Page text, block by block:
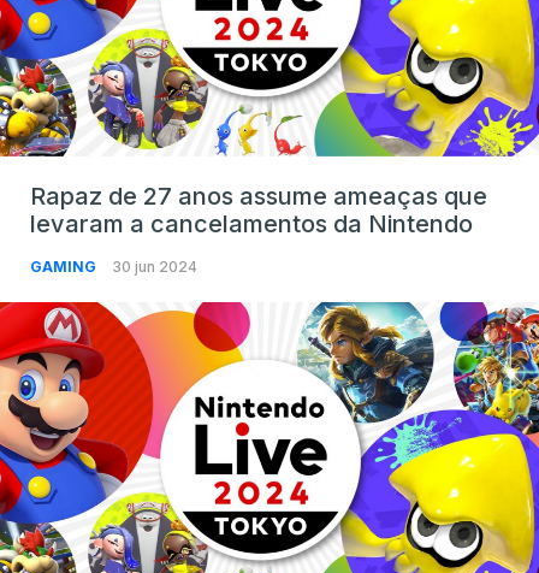
Rapaz de 27 anos assume ameaças que
levaram a cancelamentos da Nintendo
GAMING 30 jun 2024